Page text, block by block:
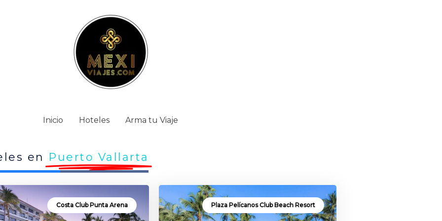
Inicio Hoteles Arma tu Viaje
en Puerto Vallarta
Costa Club Punta Arena Plaza Pelícanos Club Beach Resort